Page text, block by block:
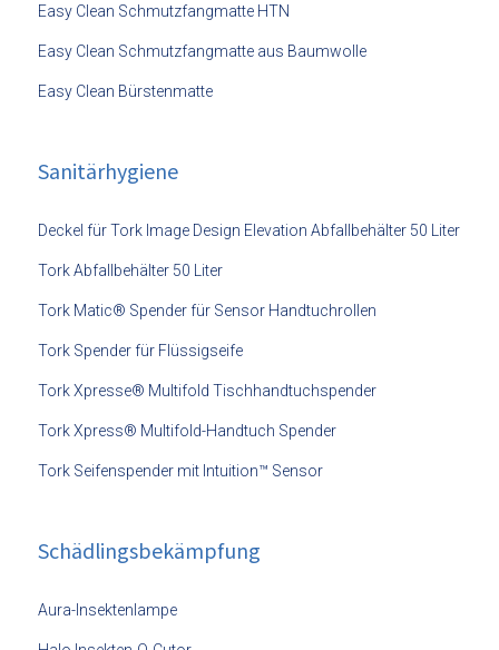
Easy Clean Schmutzfangmatte HTN
Easy Clean Schmutzfangmatte aus Baumwolle
Easy Clean Bürstenmatte
Sanitärhygiene
Deckel für Tork Image Design Elevation Abfallbehälter 50 Liter
Tork Abfallbehälter 50 Liter
Tork Matic® Spender für Sensor Handtuchrollen
Tork Spender für Flüssigseife
Tork Xpresse® Multifold Tischhandtuchspender
Tork Xpress® Multifold-Handtuch Spender
Tork Seifenspender mit Intuition™ Sensor
Schädlingsbekämpfung
Aura-Insektenlampe